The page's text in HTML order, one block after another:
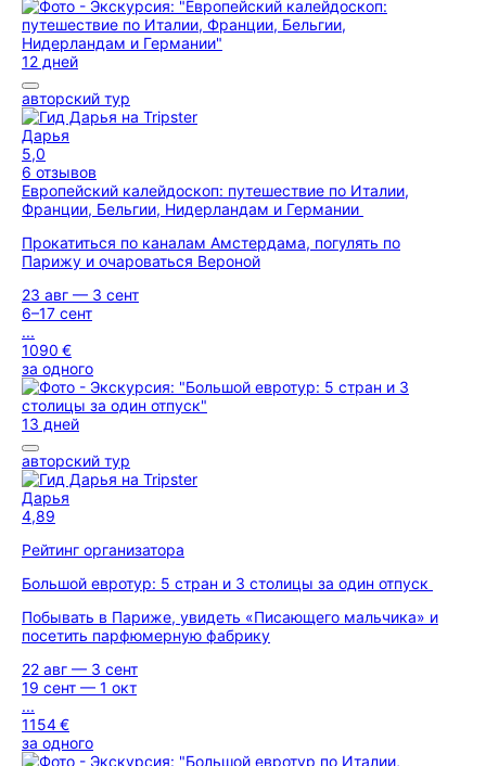
12 дней
авторский тур
Дарья
5,0
6 отзывов
Европейский калейдоскоп: путешествие по Италии,
Франции, Бельгии, Нидерландам и Германии
Прокатиться по каналам Амстердама, погулять по
Парижу и очароваться Вероной
23 авг — 3 сент
6–17 сент
...
1090 €
за одного
13 дней
авторский тур
Дарья
4,89
Рейтинг организатора
Большой евротур: 5 стран и 3 столицы за один отпуск
Побывать в Париже, увидеть «Писающего мальчика» и
посетить парфюмерную фабрику
22 авг — 3 сент
19 сент — 1 окт
...
1154 €
за одного